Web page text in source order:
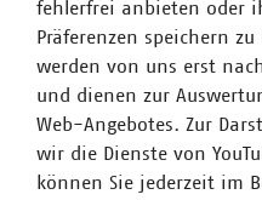
Thema
fehlerfrei anbieten oder
Präferenzen speichern
werden von uns erst
und dienen zur
Web-Angebotes. Zur
wir die Dienste von
können Sie jederzeit im